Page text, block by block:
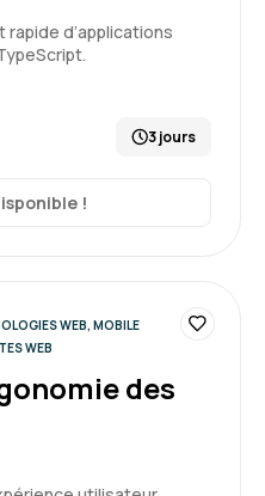
Objet
Le 22/06/2026
qui permet de
Python. Le
clés pour pouvoir
d’applications
3 jours
!
WEB, MOBILE
WEB
des